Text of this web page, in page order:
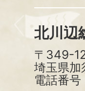
北川辺
〒349-
埼玉県加
電話番号